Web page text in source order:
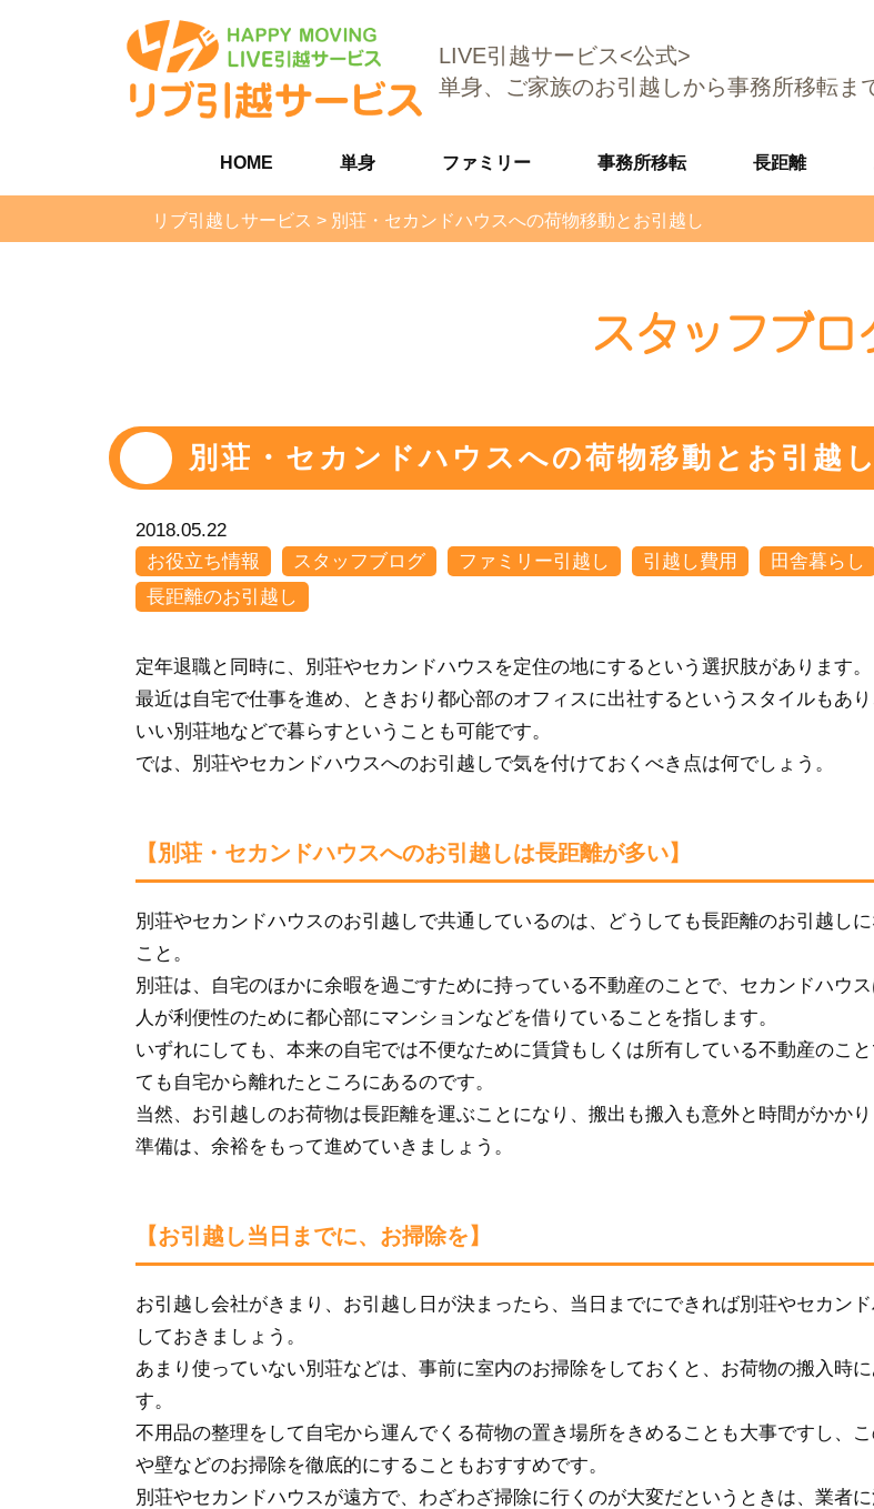
LIVE引越サービス<公式>
単身、ご家族のお引越しから事務所移転ま
HOME 単身 ファミリー 事務所移転 長距離
リブ引越しサービス > 別荘・セカンドハウスへの荷物移動とお引越し
スタッフブロ
別荘・セカンドハウスへの荷物移動とお引越し
2018.05.22
お役立ち情報
スタッフブログ ファミリー引越し 引越し費用
田舎暮らし
長距離のお引越し
定年退職と同時に、別荘やセカンドハウスを定住の地にするという選択肢があります。
最近は自宅で仕事を進め、ときおり都心部のオフィスに出社するというスタイルもあ
いい別荘地などで暮らすということも可能です。
では、別荘やセカンドハウスへのお引越しで気を付けておくべき点は何でしょう。
【別荘・セカンドハウスへのお引越しは長距離が多い】
別荘やセカンドハウスのお引越しで共通しているのは、どうしても長距離のお引越し
こと。
別荘は、自宅のほかに余暇を過ごすために持っている不動産のことで、セカンドハウ
人が利便性のために都心部にマンションなどを借りていることを指します。
いずれにしても、本来の自宅では不便なために賃貸もしくは所有している不動産のこ
ても自宅から離れたところにあるのです。
当然、お引越しのお荷物は長距離を運ぶことになり、搬出も搬入も意外と時間がかかり
準備は、余裕をもって進めていきましょう。
【お引越し当日までに、お掃除を】
お引越し会社がきまり、お引越し日が決まったら、当日までにできれば別荘やセカン
しておきましょう。
あまり使っていない別荘などは、事前に室内のお掃除をしておくと、お荷物の搬入時
す。
不用品の整理をして自宅から運んでくる荷物の置き場所をきめることも大事ですし、
や壁などのお掃除を徹底的にすることもおすすめです。
別荘やセカンドハウスが遠方で、わざわざ掃除に行くのが大変だというときは、業者